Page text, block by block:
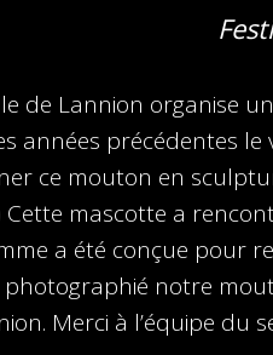
de Lannion organise
années précédentes
ce mouton en
mascotte a
a été conçue pour
photographié notre
Merci à l’équipe